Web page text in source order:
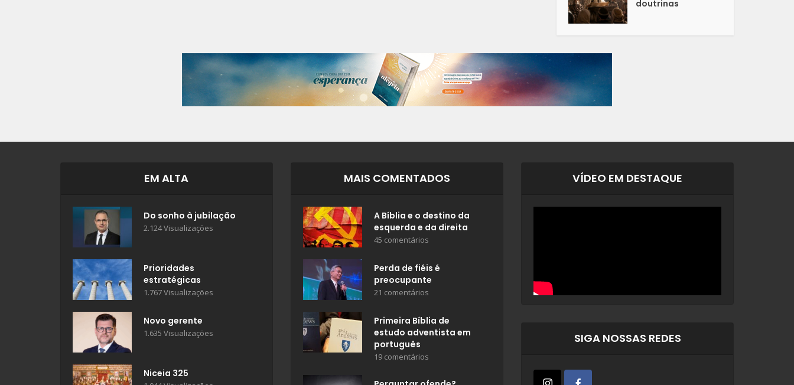
doutrinas
EM ALTA
Do sonho à jubilação
2.124 Visualizações
Prioridades
estratégicas
1.767 Visualizações
Novo gerente
1.635 Visualizações
Niceia 325
MAIS COMENTADOS
A Bíblia e o destino da
esquerda e da direita
45 comentários
Perda de fiéis é
preocupante
21 comentários
Primeira Bíblia de
estudo adventista em
português
19 comentários
VÍDEO EM DESTAQUE
SIGA NOSSAS REDES